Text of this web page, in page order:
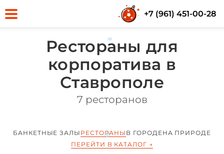
+7 (961) 451-00-28
Рестораны для
корпоратива в
Ставрополе
7 ресторанов
БАНКЕТНЫЕ ЗАЛЫ РЕСТОРАНЫ В ГОРОДЕНА ПРИРОДЕ
ПЕРЕЙТИ В КАТАЛОГ →
*